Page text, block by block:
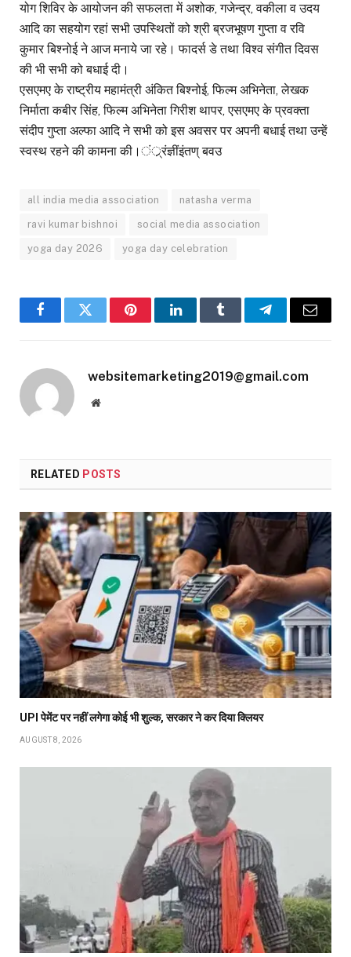
योग शिविर के आयोजन की सफलता में अशोक, गजेन्द्र, वकीला व उदय
आदि का सहयोग रहां सभी उपस्थितों को श्री ब्रजभूषण गुप्ता व रवि
कुमार बिश्नोई ने आज मनाये जा रहे। फादर्स डे तथा विश्व संगीत दिवस
की भी सभी को बधाई दी।
एसएमए के राष्ट्रीय महामंत्री अंकित बिश्नोई, फिल्म अभिनेता, लेखक
निर्माता कबीर सिंह, फिल्म अभिनेता गिरीश थापर, एसएमए के प्रवक्ता
संदीप गुप्ता अल्फा आदि ने सभी को इस अवसर पर अपनी बधाई तथा उन्हें
स्वस्थ रहने की कामना की।ं्र्रंज्ञींइंतण् बवउ
all india media association natasha verma
ravi kumar bishnoi social media association
yoga day 2026 yoga day celebration
FacebookTwitter PinterestLinkedInTumblr TelegramEmail
websitemarketing2019@gmail.com
Website
RELATED POSTS
UPI पेमेंट पर नहीं लगेगा कोई भी शुल्क, सरकार ने कर दिया क्लियर
AUGUST 8, 2026